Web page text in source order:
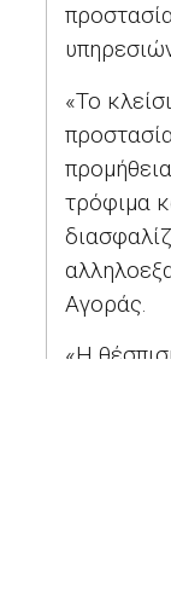
«Το
τρόφιμα
Αγοράς.
«Η